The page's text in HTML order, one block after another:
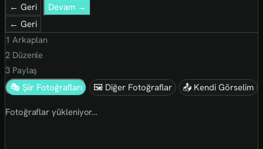
← Geri
Devam →
← Geri
1 Arkaplan
2Düzenle
3Paylaş
🎭 Şiir Fotoğrafları
🖼 Diğer Fotoğraflar 📤 Kendi Görselim
Fotoğraflar yükleniyor…